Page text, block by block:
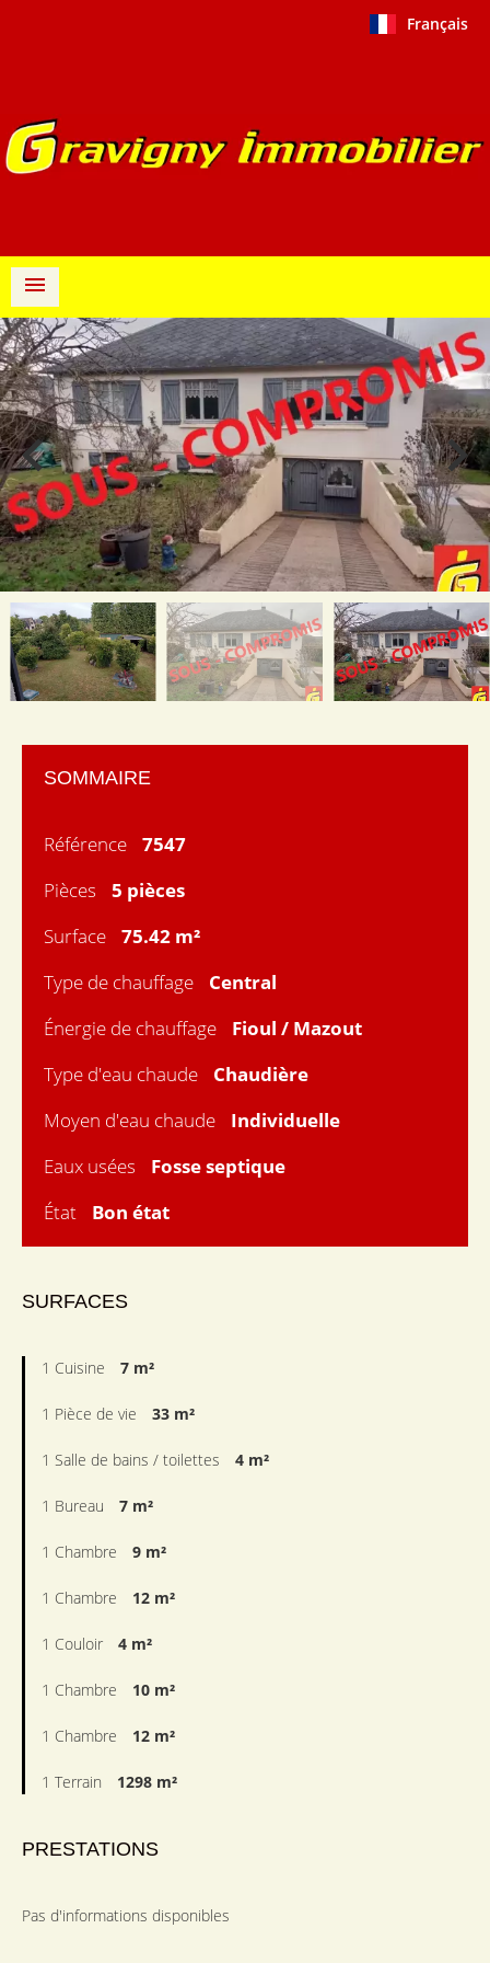
Français
SOMMAIRE
Référence
7547
Pièces
5 pièces
Surface
75.42 m²
Type de chauffage
Central
Énergie de chauffage
Fioul / Mazout
Type d'eau chaude
Chaudière
Moyen d'eau chaude
Individuelle
Eaux usées
Fosse septique
État
Bon état
SURFACES
1 Cuisine 7 m²
1 Pièce de vie 33 m²
1 Salle de bains / toilettes 4 m²
1 Bureau 7 m²
1 Chambre 9 m²
1 Chambre 12 m²
1 Couloir 4 m²
1 Chambre 10 m²
1 Chambre 12 m²
1 Terrain 1298 m²
PRESTATIONS
Pas d'informations disponibles